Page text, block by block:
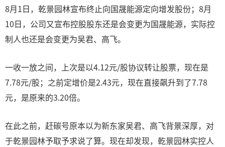
8月1日，乾景园林宣布终止向国晟能源定向增发股份；8月
10日，公司又宣布控股股东还是会变更为国晟能源，实际控
制人也还是会变更为吴君、高飞。
一收一放之间，上次是以4.12元/股协议转让股票，现在是
7.78元/股；之前定增价是2.43元，现在直接飙升到了7.78
元，是原来的3.20倍。
在此之前，赶碳号原本以为新东家吴君、高飞背景深厚，对
于乾景园林予取予求说了算。现在却发现，乾景园林实控人